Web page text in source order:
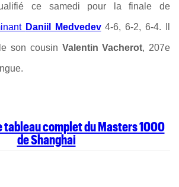
ce samedi pour la finale de
Daniil Medvedev4-6, 6-2, 6-4. Il
son cousin Valentin Vacherot, 207e
tableau complet du Masters 1000
de Shanghai